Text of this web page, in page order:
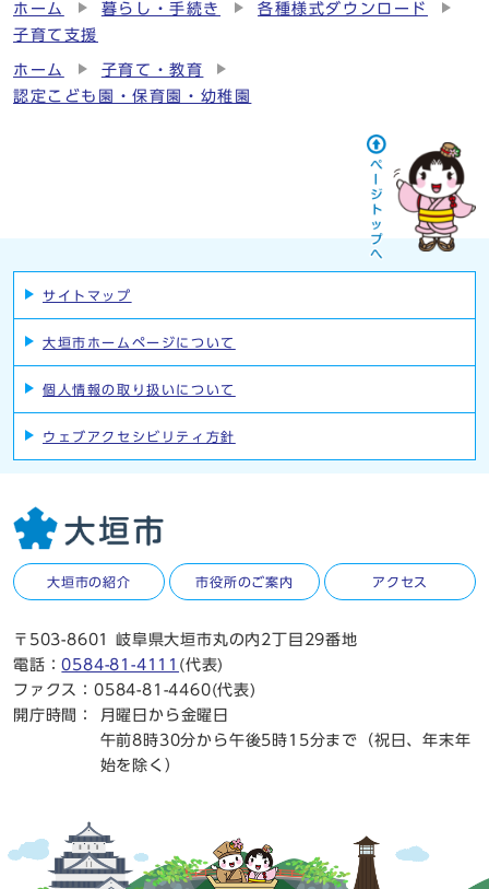
ホーム 暮らし・手続き
各種様式ダウンロード
子育て支援
ホーム
子育て・教育
認定こども園・保育園・幼稚園
サイトマップ
大垣市ホームページについて
個人情報の取り扱いについて
ウェブアクセシビリティ方針
大垣市の紹介 市役所のご案内 アクセス
〒503-8601 岐阜県大垣市丸の内2丁目29番地
電話：0584-81-4111 (代表)
ファクス：0584-81-4460(代表)
開庁時間：
月曜日から金曜日
午前8時30分から午後5時15分まで（祝日、年末年
始を除く）